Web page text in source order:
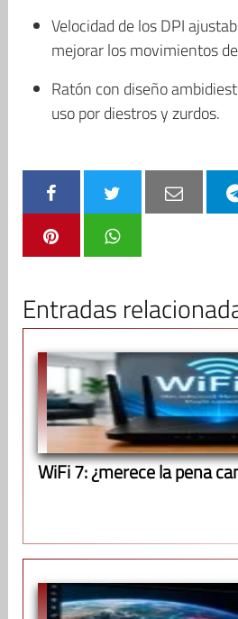
Velocidad de los DPI
mejorar los movimientos
Ratón con diseño
uso por diestros y zurdos.
Entradas
WiFi 7: ¿merece la pena